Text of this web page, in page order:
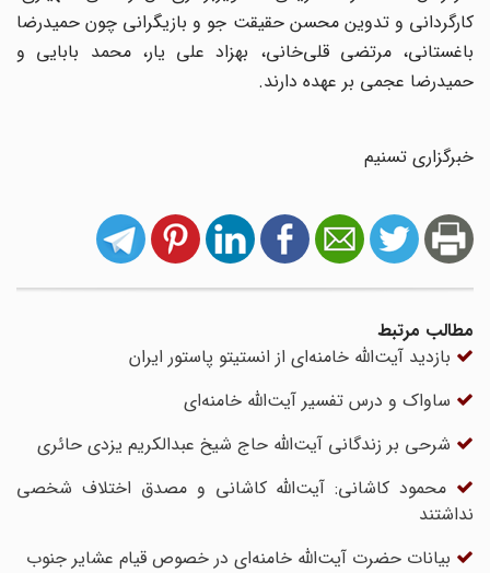
کارگردانی و تدوین محسن حقیقت جو و بازیگرانی چون حمیدرضا
باغستانی، مرتضی قلی‌خانی، بهزاد علی یار، محمد بابایی و
حمیدرضا عجمی بر عهده دارند.
خبرگزاری تسنیم
مطالب مرتبط
بازدید آیت‌الله خامنه‌ای از انستیتو پاستور ایران
ساواک و درس تفسیر آیت‌الله خامنه‌ای
شرحی بر زندگانی آیت‌الله حاج شیخ عبدالکریم یزدی حائری
محمود کاشانی: آیت‌الله کاشانی و مصدق اختلاف شخصی
نداشتند
بیانات حضرت آیت‌الله خامنه‌ای در خصوص قیام عشایر جنوب